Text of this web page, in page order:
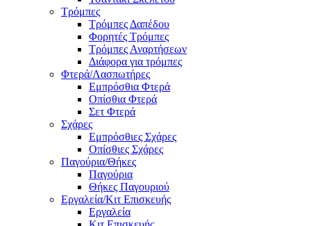
Τρόμπες
Τρόμπες Δαπέδου
Φορητές Τρόμπες
Τρόμπες Αναρτήσεων
Διάφορα για τρόμπες
Φτερά/Λασπωτήρες
Εμπρόσθια Φτερά
Οπίσθια Φτερά
Σετ Φτερά
Σχάρες
Εμπρόσθιες Σχάρες
Οπίσθιες Σχάρες
Παγούρια/Θήκες
Παγούρια
Θήκες Παγουριού
Εργαλεία/Κιτ Επισκευής
Εργαλεία